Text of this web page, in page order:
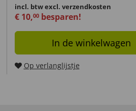
incl. btwexcl. verzendkosten
€ 10,00besparen!
In de winkelwagen
Op verlanglijstje